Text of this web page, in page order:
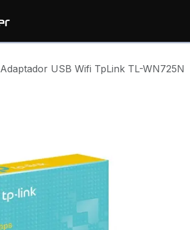
Adaptador USB Wifi TpLink TL-WN725N